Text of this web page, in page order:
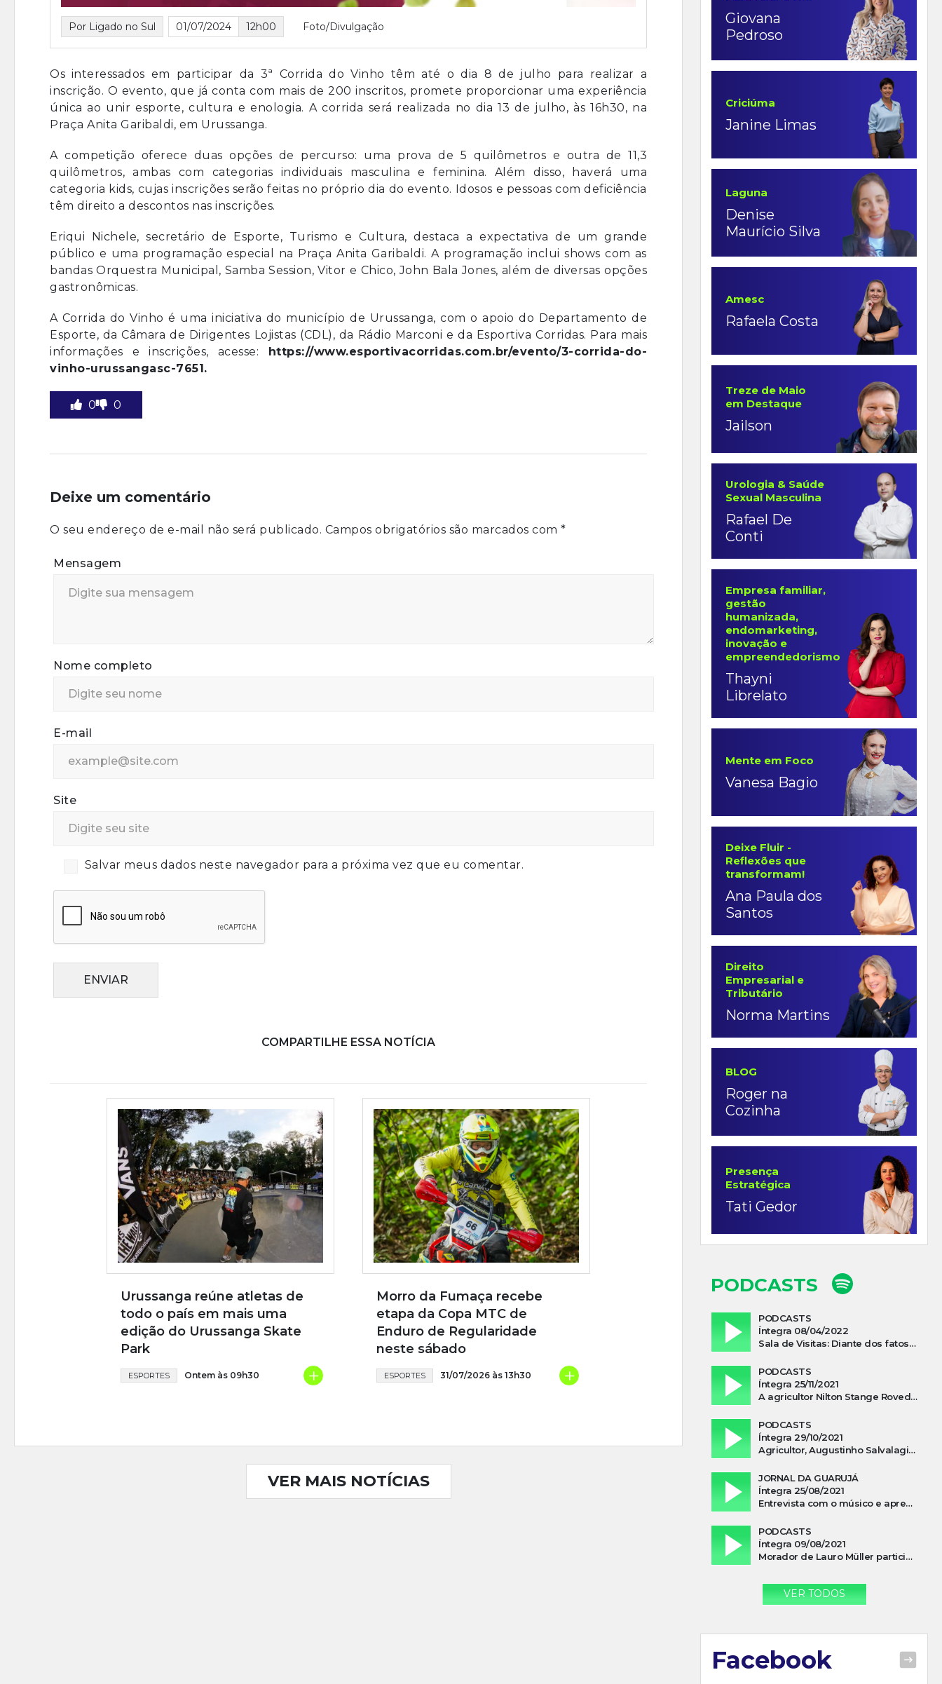
Por Ligado no Sul 01/07/2024 12h00 Foto/Divulgação
Os interessados em participar da 3ª Corrida do Vinho têm até o dia 8 de julho para realizar a
inscrição. O evento, que já conta com mais de 200 inscritos, promete proporcionar uma experiência
única ao unir esporte, cultura e enologia. A corrida será realizada no dia 13 de julho, às 16h30, na
Praça Anita Garibaldi, em Urussanga.
A competição oferece duas opções de percurso: uma prova de 5 quilômetros e outra de 11,3
quilômetros, ambas com categorias individuais masculina e feminina. Além disso, haverá uma
categoria kids, cujas inscrições serão feitas no próprio dia do evento. Idosos e pessoas com deficiência
têm direito a descontos nas inscrições.
Eriqui Nichele, secretário de Esporte, Turismo e Cultura, destaca a expectativa de um grande
público e uma programação especial na Praça Anita Garibaldi. A programação inclui shows com as
bandas Orquestra Municipal, Samba Session, Vitor e Chico, John Bala Jones, além de diversas opções
gastronômicas.
A Corrida do Vinho é uma iniciativa do município de Urussanga, com o apoio do Departamento de
Esporte, da Câmara de Dirigentes Lojistas (CDL), da Rádio Marconi e da Esportiva Corridas. Para mais
informações e inscrições, acesse: https://www.esportivacorridas.com.br/evento/3-corrida-do-
vinho-urussangasc-7651.
0 0
Deixe um comentário
O seu endereço de e-mail não será publicado. Campos obrigatórios são marcados com *
Mensagem
Nome completo
E-mail
Site
Salvar meus dados neste navegador para a próxima vez que eu comentar.
ENVIAR
COMPARTILHE ESSA NOTÍCIA
Urussanga reúne atletas de
todo o país em mais uma
edição do Urussanga Skate
Park
ESPORTES Ontem às 09h30 +
Morro da Fumaça recebe
etapa da Copa MTC de
Enduro de Regularidade
neste sábado
ESPORTES 31/07/2026 às 13h30 +
VER MAIS NOTÍCIAS
Giovana
Pedroso
Criciúma
Janine Limas
Laguna
Denise
Maurício Silva
Amesc
Rafaela Costa
Treze de Maio
em Destaque
Jailson
Urologia & Saúde
Sexual Masculina
Rafael De
Conti
Empresa familiar,
gestão
humanizada,
endomarketing,
inovação e
empreendedorismo
Thayni
Librelato
Mente em Foco
Vanesa Bagio
Deixe Fluir -
Reflexões que
transformam!
Ana Paula dos
Santos
Direito
Empresarial e
Tributário
Norma Martins
BLOG
Roger na
Cozinha
Presença
Estratégica
Tati Gedor
PODCASTS
PODCASTS
Íntegra 08/04/2022
Sala de Visitas: Diante dos fatos que influenciam a economia o que podemos esperar de 2022
PODCASTS
Íntegra 25/11/2021
A agricultor Nilton Stange Roveda, afirma ter recebido ajuda espiritual durante acidente
PODCASTS
Íntegra 29/10/2021
Agricultor, Augustinho Salvalagio, relata sobre aparição do Cavaleiro Negro no Rio das Furnas
JORNAL DA GUARUJÁ
Íntegra 25/08/2021
Entrevista com o músico e apresentador, Lismael Ferrareis, no Cidade e Campo
PODCASTS
Íntegra 09/08/2021
Morador de Lauro Müller participa de motociata em apoio a Bolsonaro
VER TODOS
Facebook